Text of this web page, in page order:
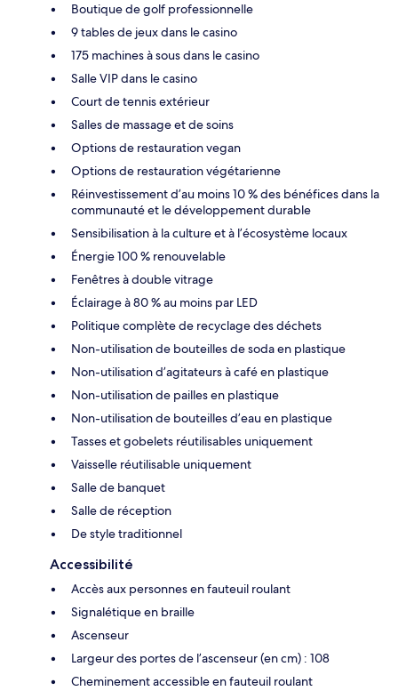
Boutique de golf professionnelle
9 tables de jeux dans le casino
175 machines à sous dans le casino
Salle VIP dans le casino
Court de tennis extérieur
Salles de massage et de soins
Options de restauration vegan
Options de restauration végétarienne
Réinvestissement d’au moins 10 % des bénéfices dans la
communauté et le développement durable
Sensibilisation à la culture et à l’écosystème locaux
Énergie 100 % renouvelable
Fenêtres à double vitrage
Éclairage à 80 % au moins par LED
Politique complète de recyclage des déchets
Non-utilisation de bouteilles de soda en plastique
Non-utilisation d’agitateurs à café en plastique
Non-utilisation de pailles en plastique
Non-utilisation de bouteilles d’eau en plastique
Tasses et gobelets réutilisables uniquement
Vaisselle réutilisable uniquement
Salle de banquet
Salle de réception
De style traditionnel
Accessibilité
Accès aux personnes en fauteuil roulant
Signalétique en braille
Ascenseur
Largeur des portes de l’ascenseur (en cm) : 108
Cheminement accessible en fauteuil roulant